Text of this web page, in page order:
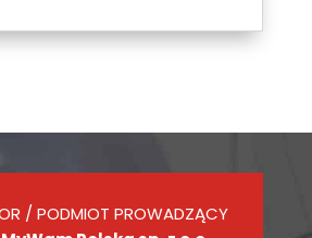
/ PODMIOT PROWADZĄCY